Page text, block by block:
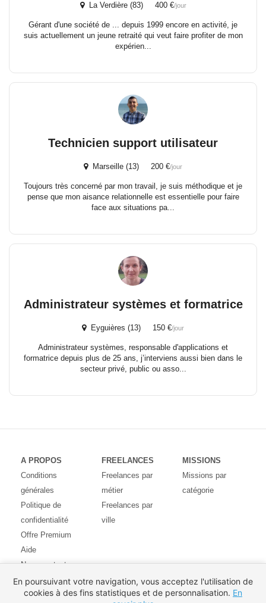
La Verdière (83) 400 €/jour
Gérant d'une société de ... depuis 1999 encore en activité, je
suis actuellement un jeune retraité qui veut faire profiter de mon
expérien...
Technicien support utilisateur
Marseille (13) 200 €/jour
Toujours très concerné par mon travail, je suis méthodique et je
pense que mon aisance relationnelle est essentielle pour faire
face aux situations pa...
Administrateur systèmes et formatrice
Eyguières (13) 150 €/jour
Administrateur systèmes, responsable d'applications et
formatrice depuis plus de 25 ans, j’interviens aussi bien dans le
secteur privé, public ou asso...
A PROPOS
Conditions
générales
Politique de
confidentialité
Offre Premium
Aide
Nous contacter
Avis des
utilisateurs
FREELANCES
Freelances par
métier
Freelances par
ville
MISSIONS
Missions par
catégorie
En poursuivant votre navigation, vous acceptez l'utilisation de
cookies à des fins statistiques et de personnalisation. En